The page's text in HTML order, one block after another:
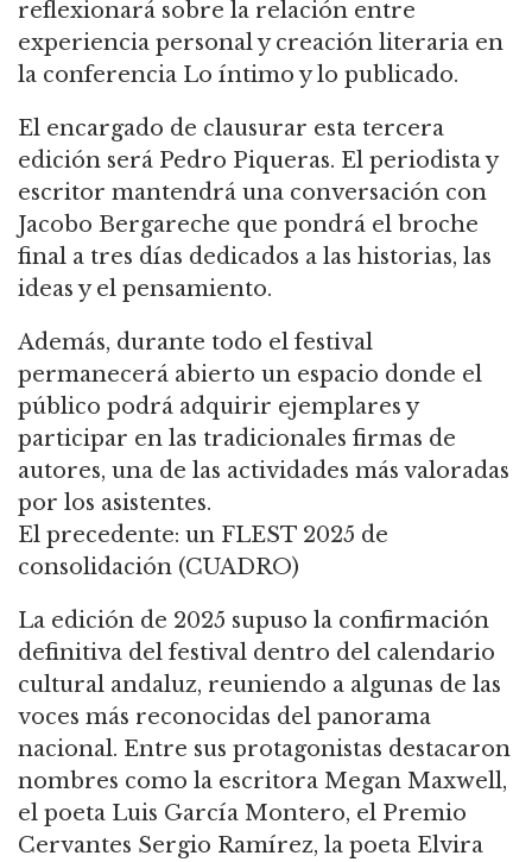
reflexionará sobre la relación entre
experiencia personal y creación literaria en
la conferencia Lo íntimo y lo publicado.
El encargado de clausurar esta tercera
edición será Pedro Piqueras. El periodista y
escritor mantendrá una conversación con
Jacobo Bergareche que pondrá el broche
final a tres días dedicados a las historias, las
ideas y el pensamiento.
Además, durante todo el festival
permanecerá abierto un espacio donde el
público podrá adquirir ejemplares y
participar en las tradicionales firmas de
autores, una de las actividades más valoradas
por los asistentes.
El precedente: un FLEST 2025 de
consolidación (CUADRO)
La edición de 2025 supuso la confirmación
definitiva del festival dentro del calendario
cultural andaluz, reuniendo a algunas de las
voces más reconocidas del panorama
nacional. Entre sus protagonistas destacaron
nombres como la escritora Megan Maxwell,
el poeta Luis García Montero, el Premio
Cervantes Sergio Ramírez, la poeta Elvira